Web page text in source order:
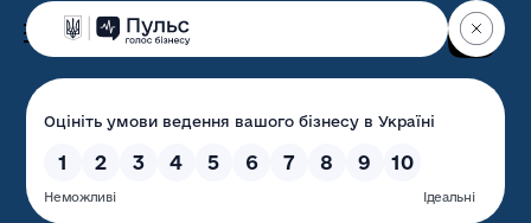
Волинська обласна
державна адміністрація